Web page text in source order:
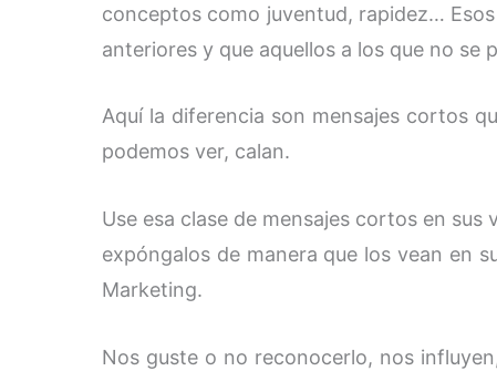
conceptos como juventud, rapidez…
anteriores y que aquellos a los que no
Aquí la diferencia son mensajes cortos
podemos ver, calan.
Use esa clase de mensajes cortos en
expóngalos de manera que los vean en
Marketing.
Nos guste o no reconocerlo, nos